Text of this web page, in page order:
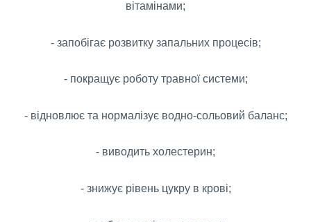
вітамінами;
- запобігає розвитку запальних процесів;
- покращує роботу травної системи;
- відновлює та нормалізує водно-сольовий баланс;
- виводить холестерин;
- знижує рівень цукру в крові;